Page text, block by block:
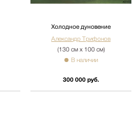
Холодное дуновение
Александр Трифонов
(130 см х 100 см)
В наличии
300 000 руб.